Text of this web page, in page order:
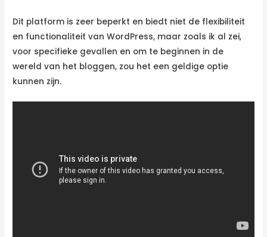
Dit platform is zeer beperkt en biedt niet de flexibiliteit
en functionaliteit van WordPress, maar zoals ik al zei,
voor specifieke gevallen en om te beginnen in de
wereld van het bloggen, zou het een geldige optie
kunnen zijn.